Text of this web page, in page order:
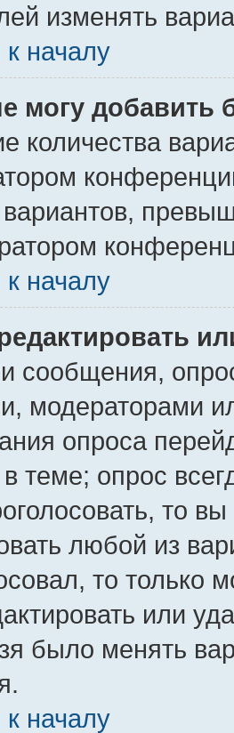
изменять
началу
могу добавить
количества
вариантов,
началу
сообщения,
модераторами
опроса
теме; опрос
то
любой из
то только
или
было менять
началу